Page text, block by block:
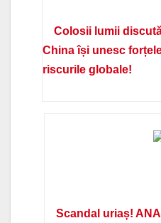
Colosii lumii
China își unesc
riscurile globale!
Scandal uriaș!